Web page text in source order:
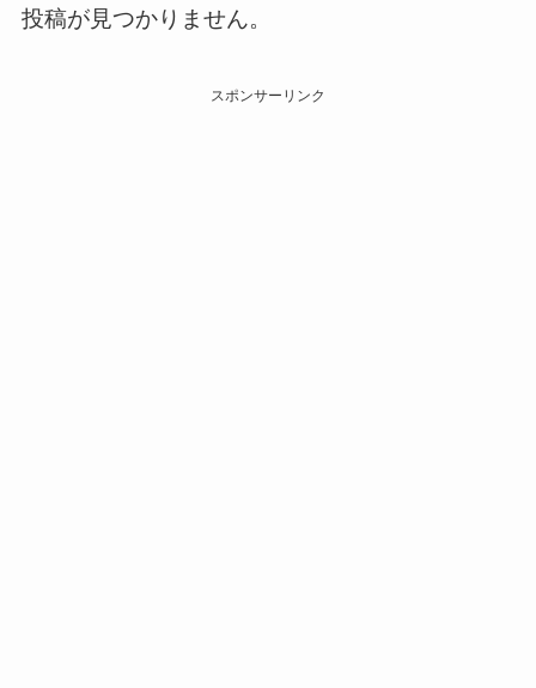
投稿が見つかりません。
スポンサーリンク